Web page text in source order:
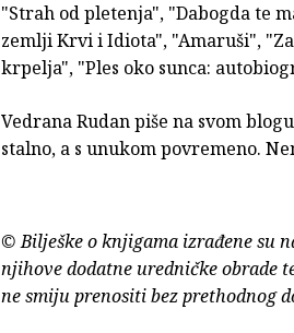
"Strah od pletenja", "Dabogda te
zemlji Krvi i Idiota", "Amaruši",
krpelja", "Ples oko sunca:
Vedrana Rudan piše na svom
stalno, a s unukom povremeno.
© Bilješke o knjigama izrađene su
njihove dodatne uredničke obrade
ne smiju prenositi bez prethodnog